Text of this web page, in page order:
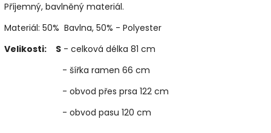
Příjemný, bavlněný materiál.
Materiál: 50% Bavlna, 50% - Polyester
Velikosti:
S - celková délka 81 cm
- šířka ramen 66 cm
- obvod přes prsa 122 cm
- obvod pasu 120 cm